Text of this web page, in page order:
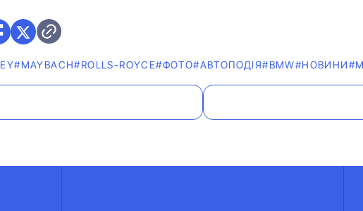
#MAYBACH#ROLLS-ROYCE#ФОТО#АВТОПОДІЯ#BMW#НОВИНИ